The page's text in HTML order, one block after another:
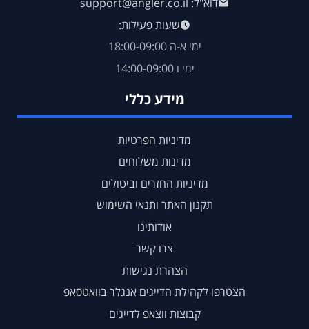
שעות פעילות:
ימי א-ה 18:00-09:00
ימי ו 14:00-09:00
מידע כללי
מדיניות הפרטיות
מדינות משלוחים
מדיניות החזרים וביטולים
תקנון האתר ותנאי השימוש
אודותינו
צרו קשר
הצהרת נגישות
הצטרפו לקהילת הדייגים אנגלר בוואטסאפ
קבוצות ווצאפ לדייגים